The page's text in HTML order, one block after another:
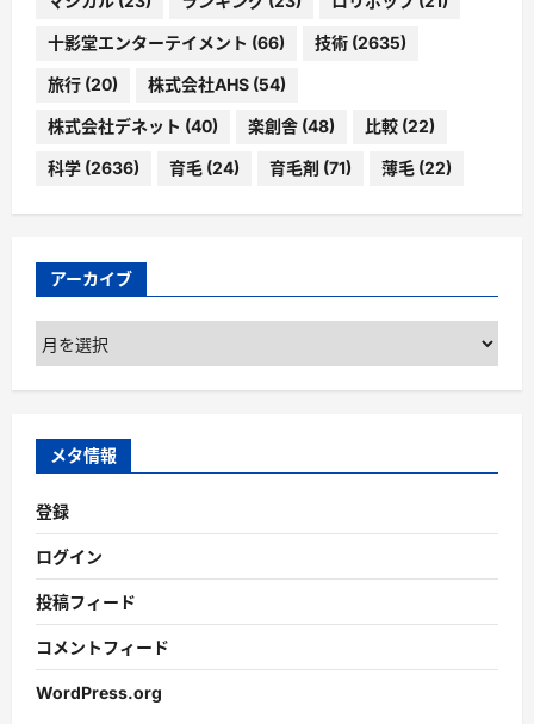
十影堂エンターテイメント (66) 技術 (2635)
旅行 (20) 株式会社AHS (54)
株式会社デネット (40) 楽創舎 (48) 比較 (22)
科学 (2636) 育毛 (24) 育毛剤 (71) 薄毛 (22)
アーカイブ
ア
ー
カ
ブ
メタ情報
登録
ログイン
投稿フィード
コメントフィード
WordPress.org